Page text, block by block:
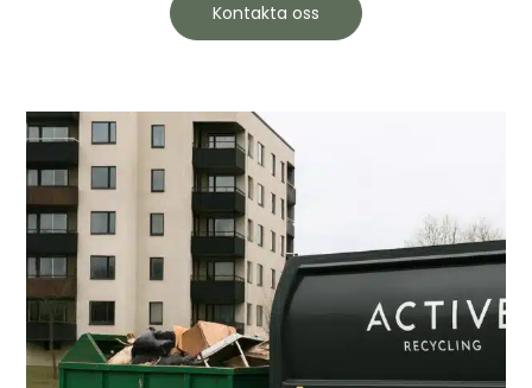
Kontakta oss